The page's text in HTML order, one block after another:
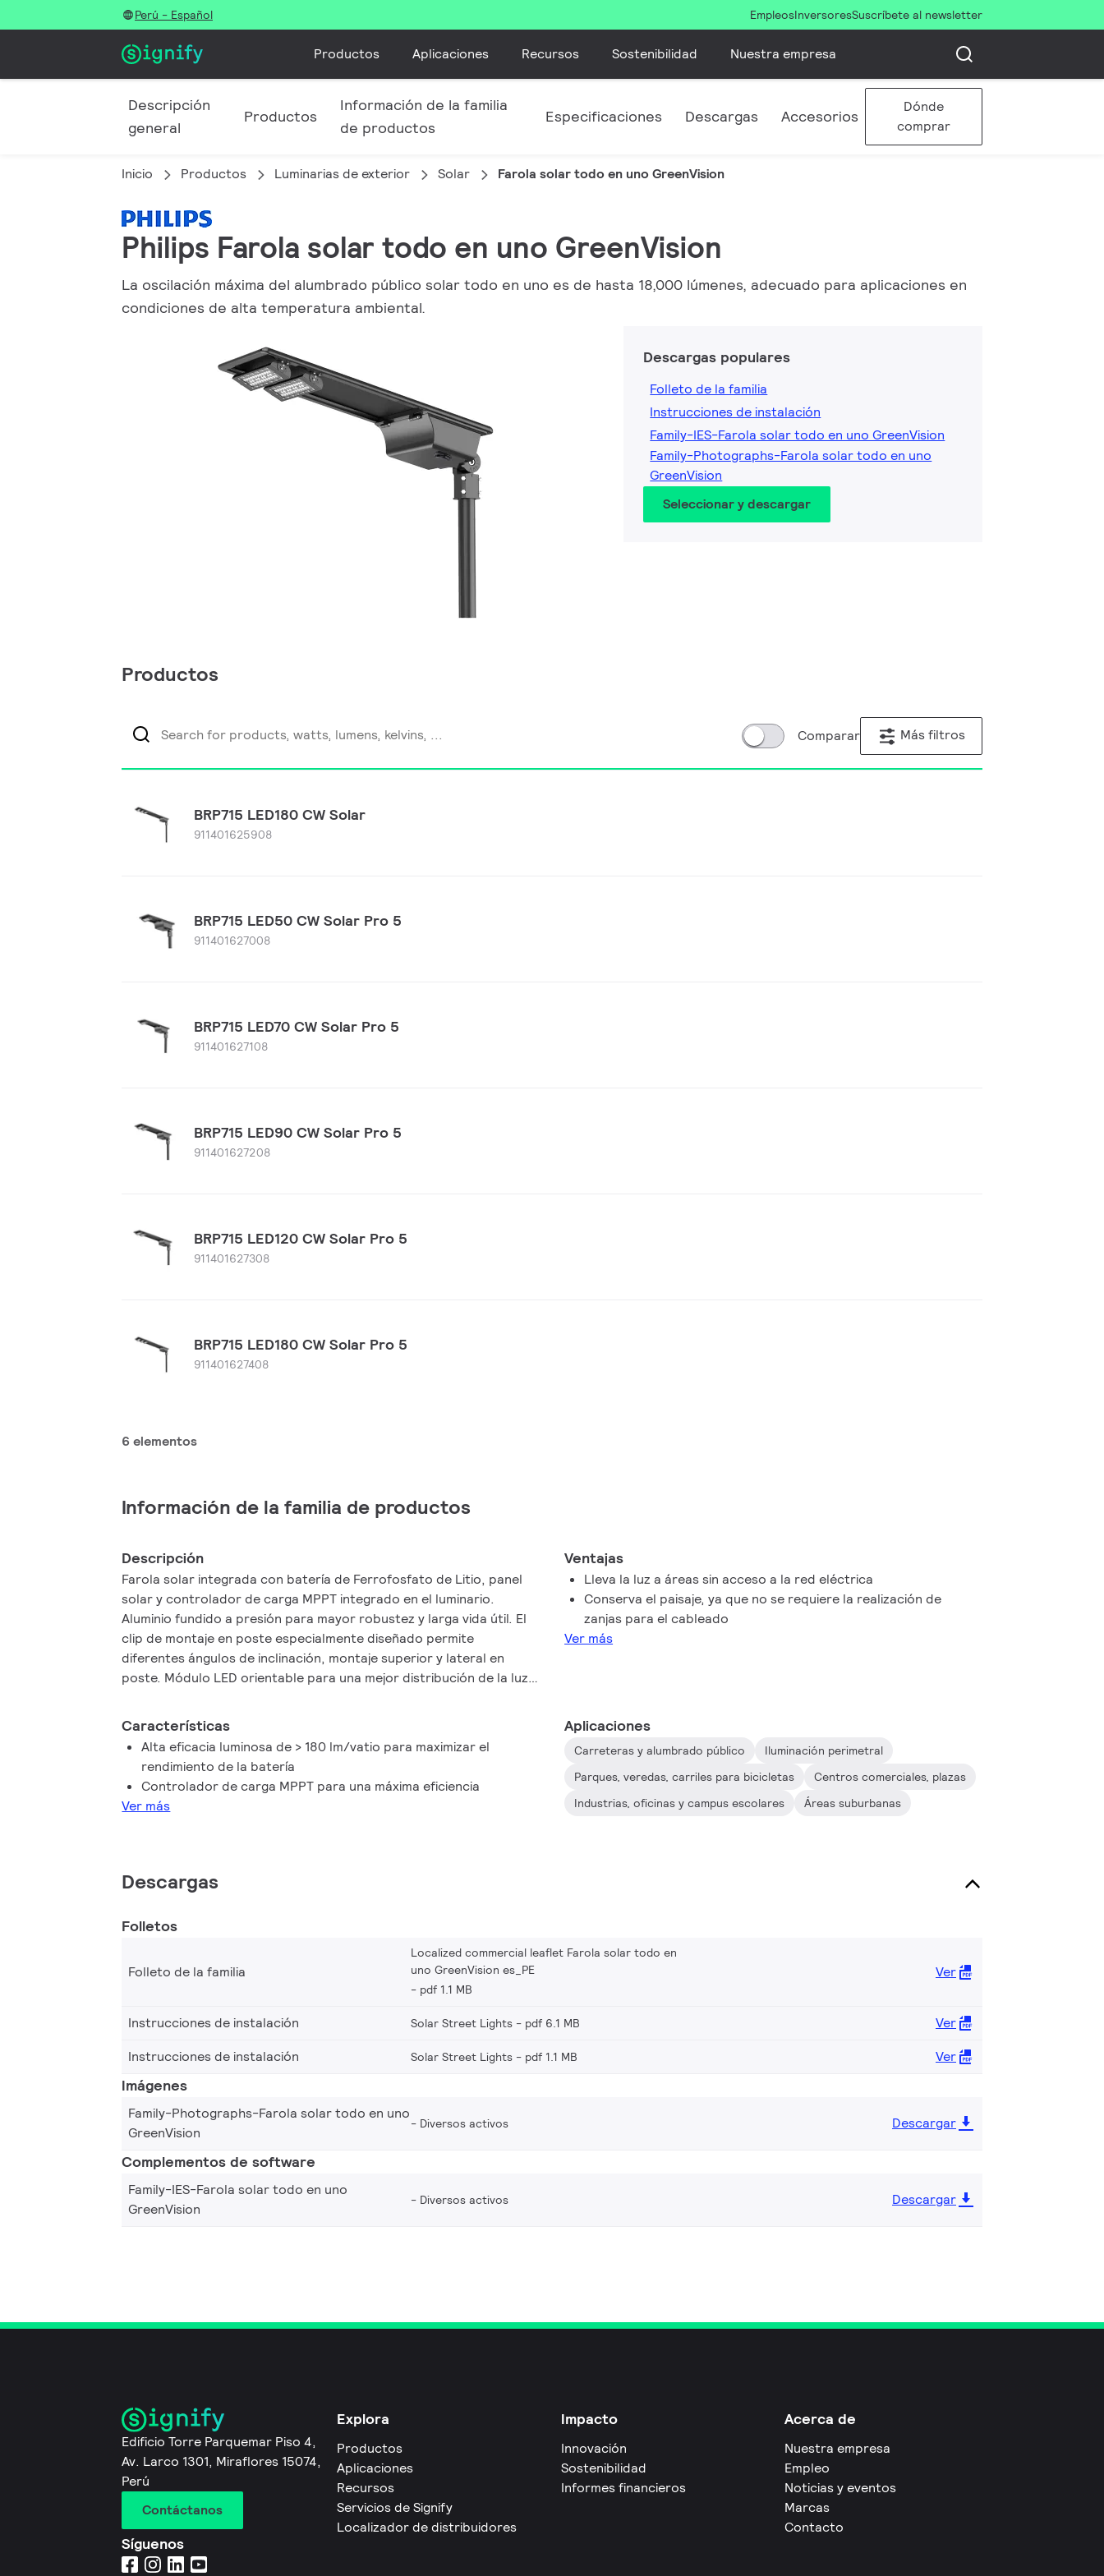
Perú - Español EmpleosInversoresSuscríbete al newsletter
Productos Aplicaciones Recursos Sostenibilidad Nuestra empresa
Descripción
general
Productos
Información de la familia
de productos
Especificaciones Descargas Accesorios
Dónde
comprar
Inicio Productos Luminarias de exterior Solar Farola solar todo en uno GreenVision
Philips Farola solar todo en uno GreenVision
La oscilación máxima del alumbrado público solar todo en uno es de hasta 18,000 lúmenes, adecuado para aplicaciones en
condiciones de alta temperatura ambiental.
Descargas populares
Folleto de la familia
Instrucciones de instalación
Family-IES-Farola solar todo en uno GreenVision
Family-Photographs-Farola solar todo en uno
GreenVision
Seleccionar y descargar
Productos
Comparar Más filtros
BRP715 LED180 CW Solar
911401625908
BRP715 LED50 CW Solar Pro 5
911401627008
BRP715 LED70 CW Solar Pro 5
911401627108
BRP715 LED90 CW Solar Pro 5
911401627208
BRP715 LED120 CW Solar Pro 5
911401627308
BRP715 LED180 CW Solar Pro 5
911401627408
6 elementos
Información de la familia de productos
Descripción
Farola solar integrada con batería de Ferrofosfato de Litio, panel
solar y controlador de carga MPPT integrado en el luminario.
Aluminio fundido a presión para mayor robustez y larga vida útil. El
clip de montaje en poste especialmente diseñado permite
diferentes ángulos de inclinación, montaje superior y lateral en
poste. Módulo LED orientable para una mejor distribución de la luz
Ventajas
Lleva la luz a áreas sin acceso a la red eléctrica
Conserva el paisaje, ya que no se requiere la realización de
zanjas para el cableado
Ver más
Características
Alta eficacia luminosa de > 180 lm/vatio para maximizar el
rendimiento de la batería
Controlador de carga MPPT para una máxima eficiencia
Ver más
Aplicaciones
Carreteras y alumbrado público
Iluminación perimetral
Parques, veredas, carriles para bicicletas
Centros comerciales, plazas
Industrias, oficinas y campus escolares
Áreas suburbanas
Descargas
Folletos
Folleto de la familia
Localized commercial leaflet Farola solar todo en
uno GreenVision es_PE
pdf 1.1 MB
Ver
Instrucciones de instalación Solar Street Lights pdf 6.1 MB
Ver
Instrucciones de instalación
Solar Street Lights pdf 1.1 MB Ver
Imágenes
Family-Photographs-Farola solar todo en uno
GreenVision
Diversos activos Descargar
Complementos de software
Family-IES-Farola solar todo en uno
GreenVision
Diversos activos Descargar
Edificio Torre Parquemar Piso 4,
Av. Larco 1301, Miraflores 15074,
Perú
Contáctanos
Síguenos
Explora
Productos
Aplicaciones
Recursos
Servicios de Signify
Localizador de distribuidores
Impacto
Innovación
Sostenibilidad
Informes financieros
Acerca de
Nuestra empresa
Empleo
Noticias y eventos
Marcas
Contacto